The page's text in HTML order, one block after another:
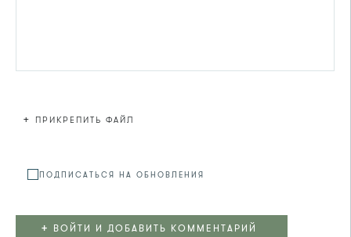
+ ПРИКРЕПИТЬ ФАЙЛ
ПОДПИСАТЬСЯ НА ОБНОВЛЕНИЯ
+ ВОЙТИ И ДОБАВИТЬ КОММЕНТАРИЙ